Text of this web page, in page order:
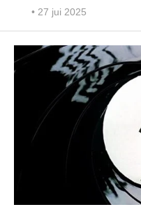
• 27 jui 2025